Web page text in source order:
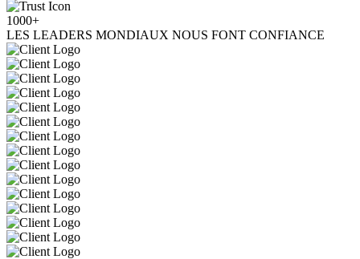
1000+
LES LEADERS MONDIAUX NOUS FONT CONFIANCE